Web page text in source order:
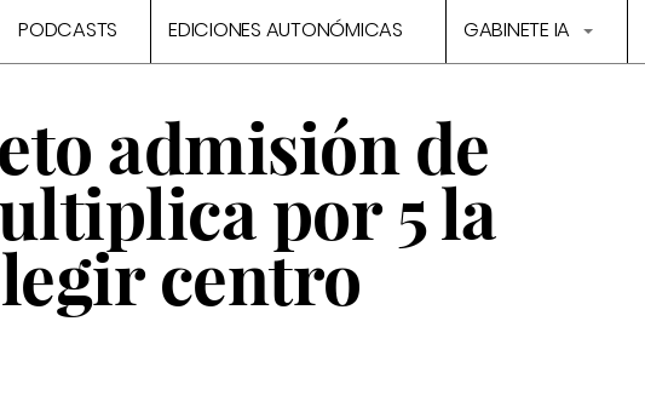
PODCASTS EDICIONES AUTONÓMICAS GABINETE IA
admisión de
por 5 la
centro